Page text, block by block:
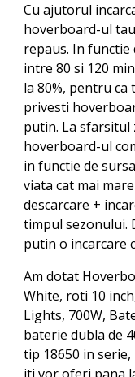
Cu ajutorul
hoverboard-ul
repaus. In functie
intre 80 si 120
la 80%, pentru ca
privesti
putin. La sfarsitul
hoverboard-ul
in functie de
viata cat mai
descarcare +
timpul sezonului.
putin o incarcare
Am dotat
White, roti 10
Lights, 700W,
baterie dubla de
tip 18650 in